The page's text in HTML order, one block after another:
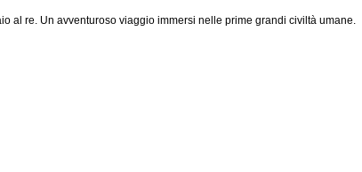
al re. Un avventuroso viaggio immersi nelle prime grandi civiltà umane.